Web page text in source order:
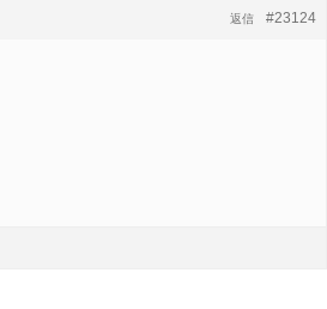
#23124
返信